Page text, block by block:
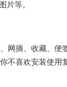
片等。
网摘、收藏、便
不喜欢安装使用